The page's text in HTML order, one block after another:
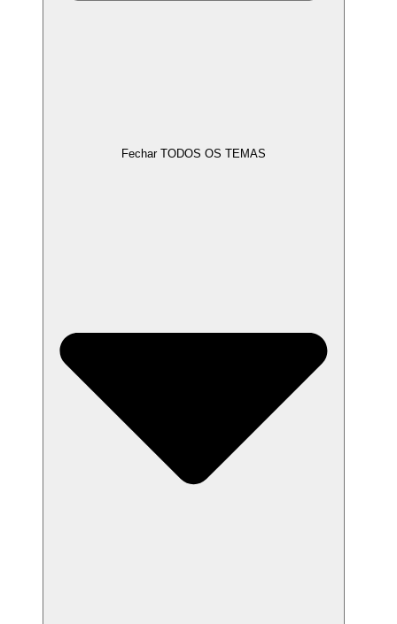
Fechar TODOS OS TEMAS